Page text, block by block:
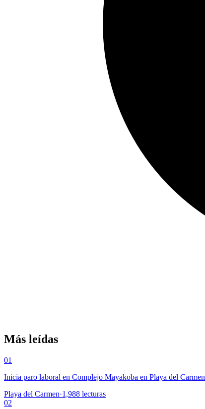
Más leídas
01
Inicia paro laboral en Complejo Mayakoba en Playa del Carmen
Playa del Carmen·1,988 lecturas
02